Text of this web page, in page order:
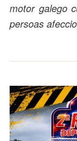
motor galego
persoas